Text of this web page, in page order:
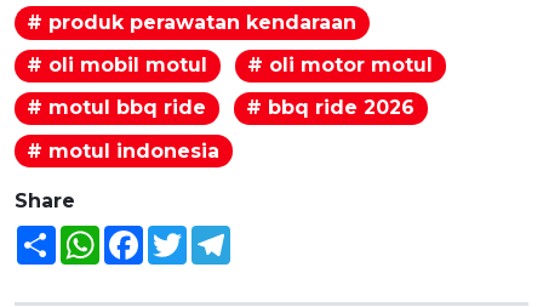
# produk perawatan kendaraan
# oli mobil motul
# oli motor motul
# motul bbq ride
# bbq ride 2026
# motul indonesia
Share
Share WhatsAppFacebook
Twitter